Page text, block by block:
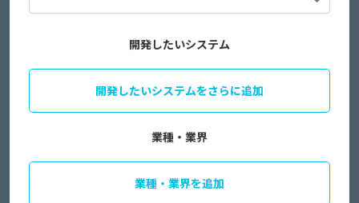
開発したいシステム
開発したいシステムをさらに追加
業種・業界
業種・業界を追加